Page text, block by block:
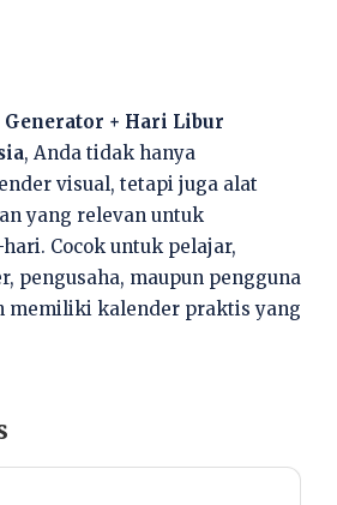
Generator + Hari Libur
, Anda tidak hanya
visual, tetapi juga alat
yang relevan untuk
Cocok untuk pelajar,
pengusaha, maupun pengguna
memiliki kalender praktis yang